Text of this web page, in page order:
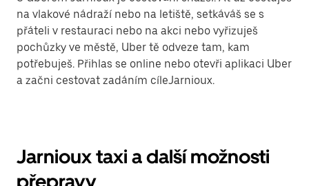
na vlakové nádraží nebo na letiště, setkáváš se s
přáteli v restauraci nebo na akci nebo vyřizuješ
pochůzky ve městě, Uber tě odveze tam, kam
potřebuješ. Přihlas se online nebo otevři aplikaci Uber
a začni cestovat zadáním cíleJarnioux.
Jarnioux taxi a další možnosti
přepravy